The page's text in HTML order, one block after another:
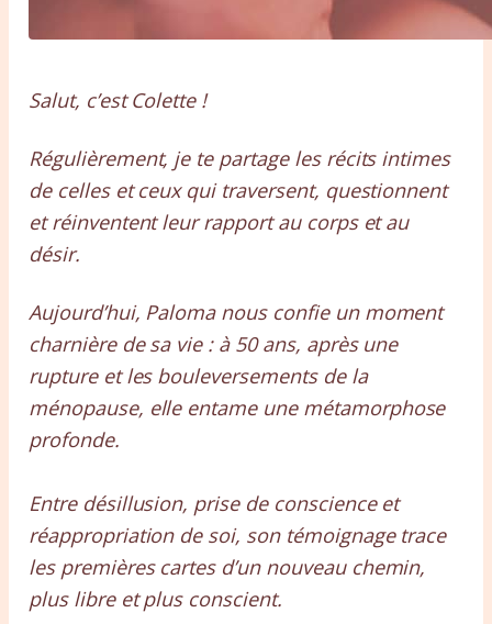
Salut, c’est Colette !
Régulièrement, je te partage les récits intimes
de celles et ceux qui traversent, questionnent
et réinventent leur rapport au corps et au
désir.
Aujourd’hui, Paloma nous confie un moment
charnière de sa vie : à 50 ans, après une
rupture et les bouleversements de la
ménopause, elle entame une métamorphose
profonde.
Entre désillusion, prise de conscience et
réappropriation de soi, son témoignage trace
les premières cartes d’un nouveau chemin,
plus libre et plus conscient.